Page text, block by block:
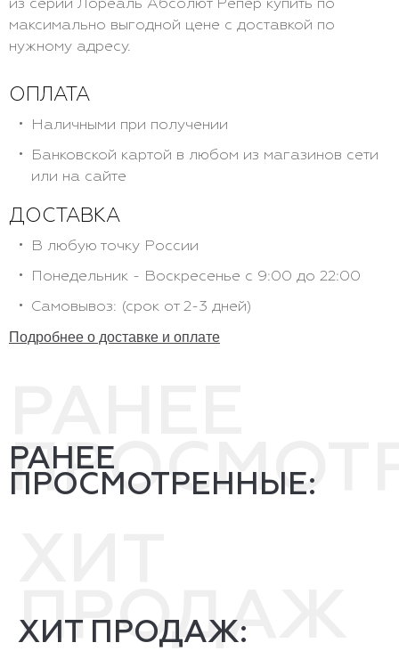
из серии Лореаль Абсолют Репер купить по
максимально выгодной цене с доставкой по
нужному адресу.
ОПЛАТА
Наличными при получении
Банковской картой в любом из магазинов сети
или на сайте
ДОСТАВКА
В любую точку России
Понедельник - Воскресенье с 9:00 до 22:00
Самовывоз: (срок от 2-3 дней)
Подробнее о доставке и оплате
РАНЕЕ
ПРОСМОТРЕННЫЕ:
ПРОДАЖ
ХИТ ПРОДАЖ: